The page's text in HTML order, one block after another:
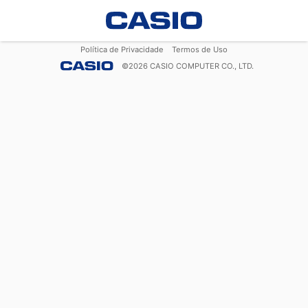
Política de Privacidade
Termos de Uso
©2026 CASIO COMPUTER CO., LTD.